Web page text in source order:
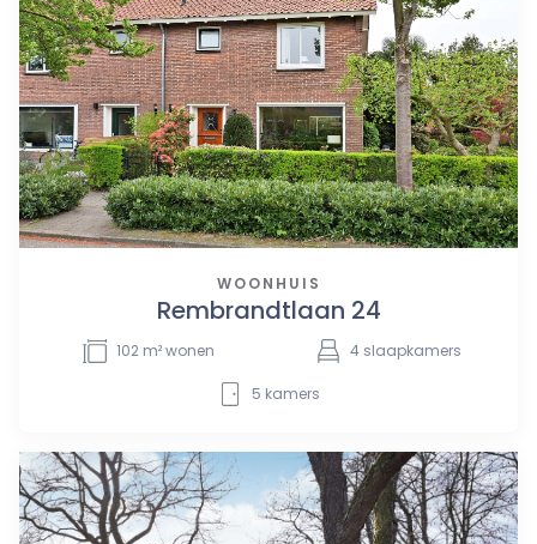
WOONHUIS
Rembrandtlaan 24
102 m² wonen 4 slaapkamers
5 kamers